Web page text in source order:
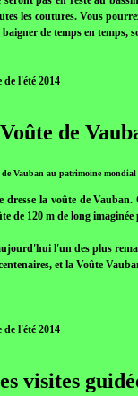
les coutures. Vous
de temps en temps,
l'été 2014
Voûte de
de Vauban au patrimoine
dresse la voûte de
de 120 m de long
l'un des plus
et la Voûte
l'été 2014
visites